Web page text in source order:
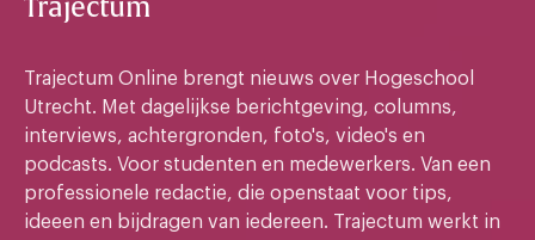
Trajectum
Trajectum Online brengt nieuws over Hogeschool
Utrecht. Met dagelijkse berichtgeving, columns,
interviews, achtergronden, foto's, video's en
podcasts. Voor studenten en medewerkers. Van een
professionele redactie, die openstaat voor tips,
ideeen en bijdragen van iedereen. Trajectum werkt in